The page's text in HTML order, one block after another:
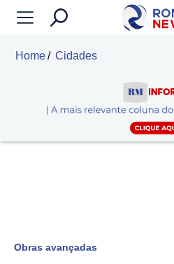
Home Cidades
Obras avançadas